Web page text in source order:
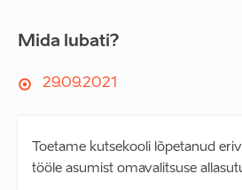
Mida lubati?
29.09.2021
Toetame kutsekooli lõpetanud
tööle asumist omavalitsuse